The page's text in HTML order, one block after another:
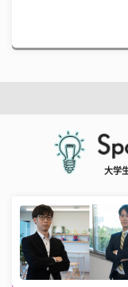
大学